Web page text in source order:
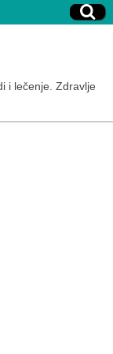
i lečenje. Zdravlje